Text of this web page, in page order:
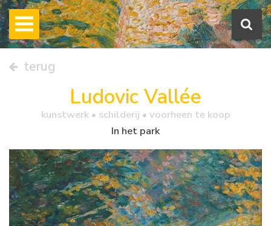
terug
Ludovic Vallée
kunstwerk • schilderij • voorheen te koop
In het park